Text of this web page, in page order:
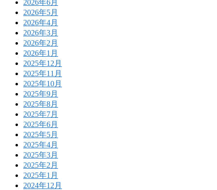
2026年6月
2026年5月
2026年4月
2026年3月
2026年2月
2026年1月
2025年12月
2025年11月
2025年10月
2025年9月
2025年8月
2025年7月
2025年6月
2025年5月
2025年4月
2025年3月
2025年2月
2025年1月
2024年12月